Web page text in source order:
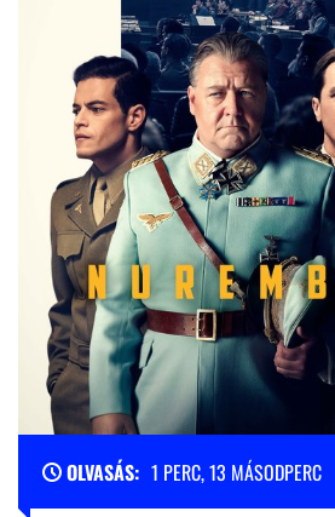
OLVASÁS: 1 PERC, 13 MÁSODPERC